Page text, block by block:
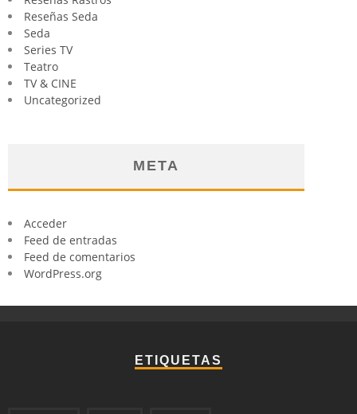
Reseñas Seda
Seda
Series TV
Teatro
TV & CINE
Uncategorized
META
Acceder
Feed de entradas
Feed de comentarios
WordPress.org
ETIQUETAS